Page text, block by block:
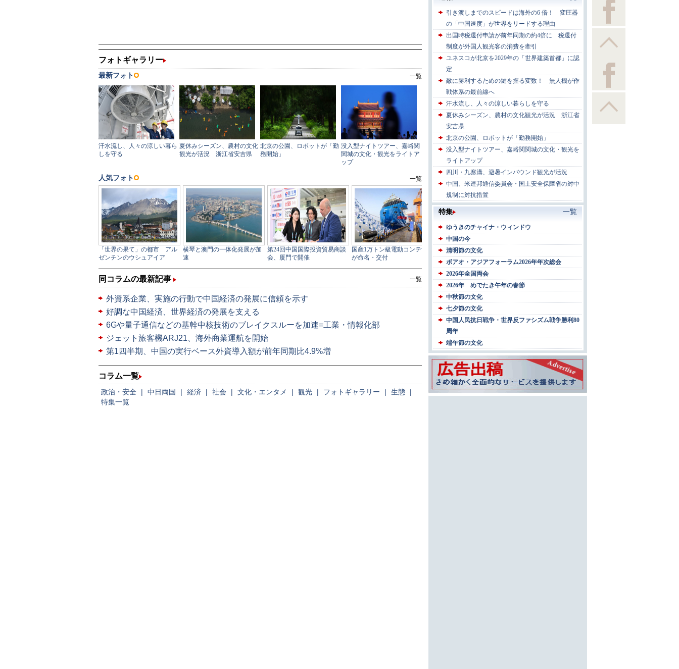
一覧
同コラムの最新記事
外資系企業、実施の行動で中国経済の発展に信頼を示す
好調な中国経済、世界経済の発展を支える
6Gや量子通信などの基幹中核技術のブレイクスルーを加速=工業・情報化部
ジェット旅客機ARJ21、海外商業運航を開始
第1四半期、中国の実行ベース外資導入額が前年同期比4.9%増
コラム一覧
政治・安全 | 中日両国 | 経済 | 社会 | 文化・エンタメ | 観光 | フォトギャラリー | 生態
|
特集一覧